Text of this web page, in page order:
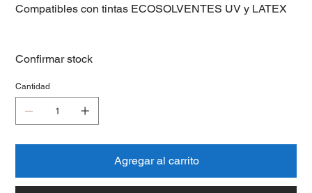
Compatibles con tintas ECOSOLVENTES UV y LATEX
Confirmar stock
Cantidad
Agregar al carrito